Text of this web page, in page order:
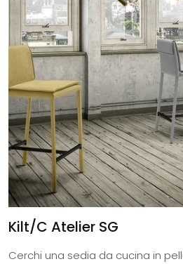
Kilt/C Atelier SG
Cerchi una sedia da cucina in